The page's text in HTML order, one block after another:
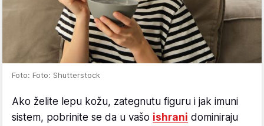
Foto: Foto: Shutterstock
Ako želite lepu kožu, zategnutu figuru i jak imuni
sistem, pobrinite se da u vašo ishrani dominiraju